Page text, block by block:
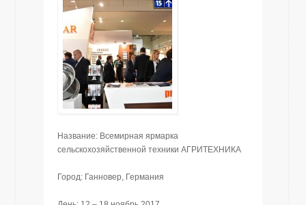
Название: Всемирная ярмарка
сельскохозяйственной техники АГРИТЕХНИКА
Город: Ганновер, Германия